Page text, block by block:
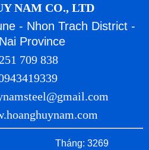
NAM CO., LTD
- Nhon Trach District -
Province
709 838
Tháng: 3269